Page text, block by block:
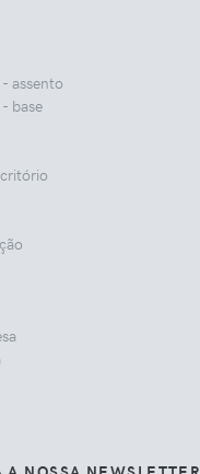
assento
base